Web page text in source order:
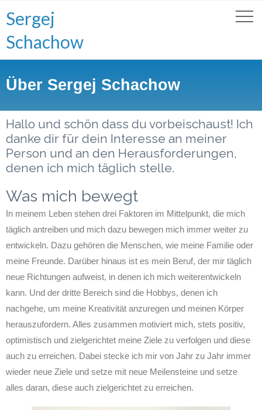
Sergej
Schachow
Über Sergej Schachow
Hallo und schön dass du vorbeischaust! Ich
danke dir für dein Interesse an meiner
Person und an den Herausforderungen,
denen ich mich täglich stelle.
Was mich bewegt
In meinem Leben stehen drei Faktoren im Mittelpunkt, die mich
täglich antreiben und mich dazu bewegen mich immer weiter zu
entwickeln. Dazu gehören die Menschen, wie meine Familie oder
meine Freunde. Darüber hinaus ist es mein Beruf, der mir täglich
neue Richtungen aufweist, in denen ich mich weiterentwickeln
kann. Und der dritte Bereich sind die Hobbys, denen ich
nachgehe, um meine Kreativität anzuregen und meinen Körper
herauszufordern. Alles zusammen motiviert mich, stets positiv,
optimistisch und zielgerichtet meine Ziele zu verfolgen und diese
auch zu erreichen. Dabei stecke ich mir von Jahr zu Jahr immer
wieder neue Ziele und setze mit neue Meilensteine und setze
alles daran, diese auch zielgerichtet zu erreichen.